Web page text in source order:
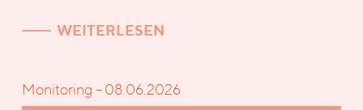
WEITERLESEN
Monitoring – 08.06.2026